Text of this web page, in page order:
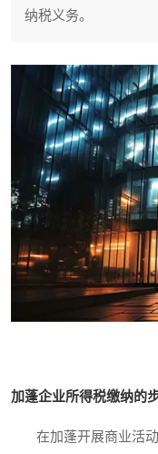
纳税义务。
加蓬企业所得税缴纳的
在加蓬开展商业活动